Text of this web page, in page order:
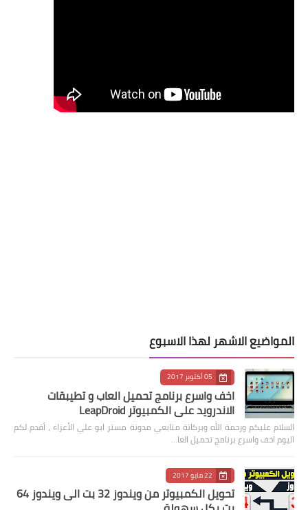
المواضيع الاشهر لهذا الاسبوع
05 أكتوبر 2017
اخف واسرع برنامج تحميل العاب و تطيبقات
الاندرويد على الكمبيوتر LeapDroid
السلام عليكم ورحمة الله وبركاتة متابعي مدونة مستر ابو علي الأعزاء ، أقدم لكم
اليوم اخف واسرع برنامج تحميل العا…
22 مايو 2017
تحويل الكمبيوتر من ويندوز 32 بت الى ويندوز 64